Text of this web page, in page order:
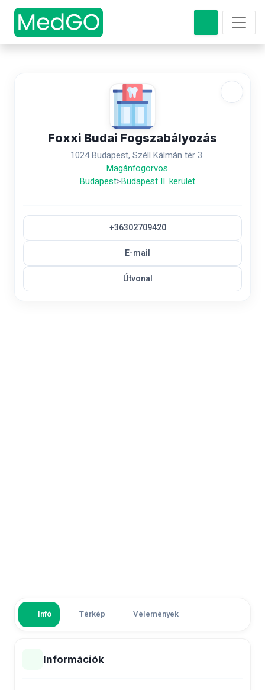
Foxxi Budai Fogszabályozás
1024 Budapest, Széll Kálmán tér 3.
Magánfogorvos
Budapest>Budapest II. kerület
+36302709420
E-mail
Útvonal
Infó Térkép Vélemények
Információk